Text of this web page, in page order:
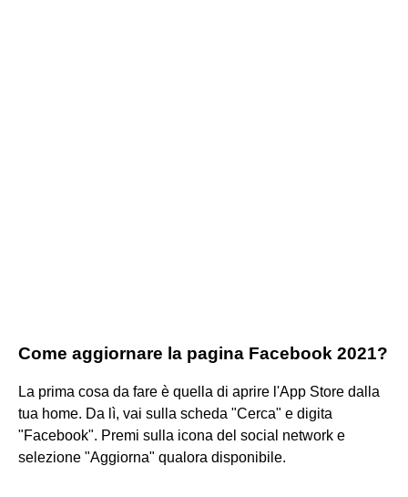
Come aggiornare la pagina Facebook 2021?
La prima cosa da fare è quella di aprire l'App Store dalla
tua home. Da lì, vai sulla scheda "Cerca" e digita
"Facebook". Premi sulla icona del social network e
selezione "Aggiorna" qualora disponibile.